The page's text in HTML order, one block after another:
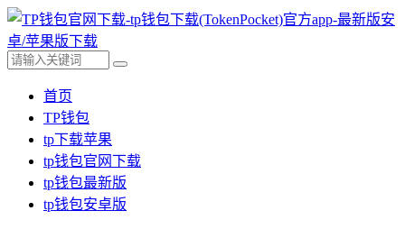
首页
TP钱包
tp下载苹果
tp钱包官网下载
tp钱包最新版
tp钱包安卓版